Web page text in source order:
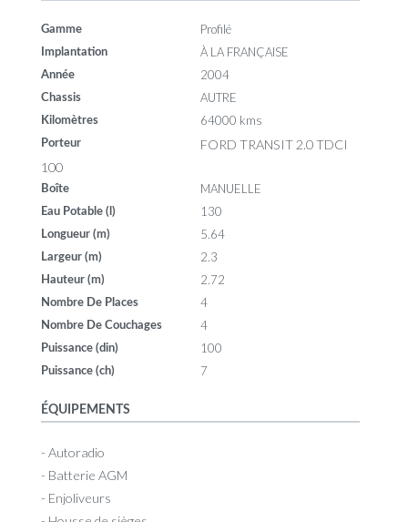
Gamme Profilé
Implantation À LA FRANÇAISE
Année 2004
Chassis AUTRE
Kilomètres 64000 kms
Porteur
FORD TRANSIT 2.0 TDCI
100
Boîte MANUELLE
Eau Potable (l) 130
Longueur (m) 5.64
Largeur (m) 2.3
Hauteur (m) 2.72
Nombre De Places 4
Nombre De Couchages 4
Puissance (din) 100
Puissance (ch) 7
ÉQUIPEMENTS
- Autoradio
- Batterie AGM
- Enjoliveurs